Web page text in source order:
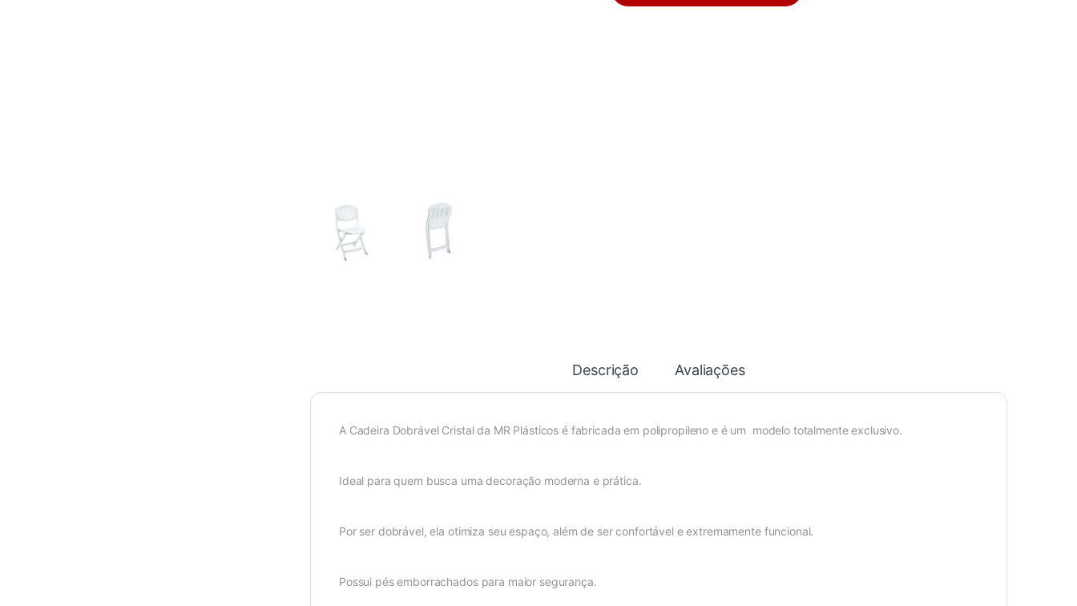
Descrição Avaliações
A Cadeira Dobrável Cristalda MR Plásticos é fabricada em polipropileno e é um modelo totalmente exclusivo.
Ideal para quem busca uma decoração moderna e prática.
Por ser dobrável, ela otimiza seu espaço, além de ser confortável e extremamente funcional.
Possui pés emborrachados para maior segurança.